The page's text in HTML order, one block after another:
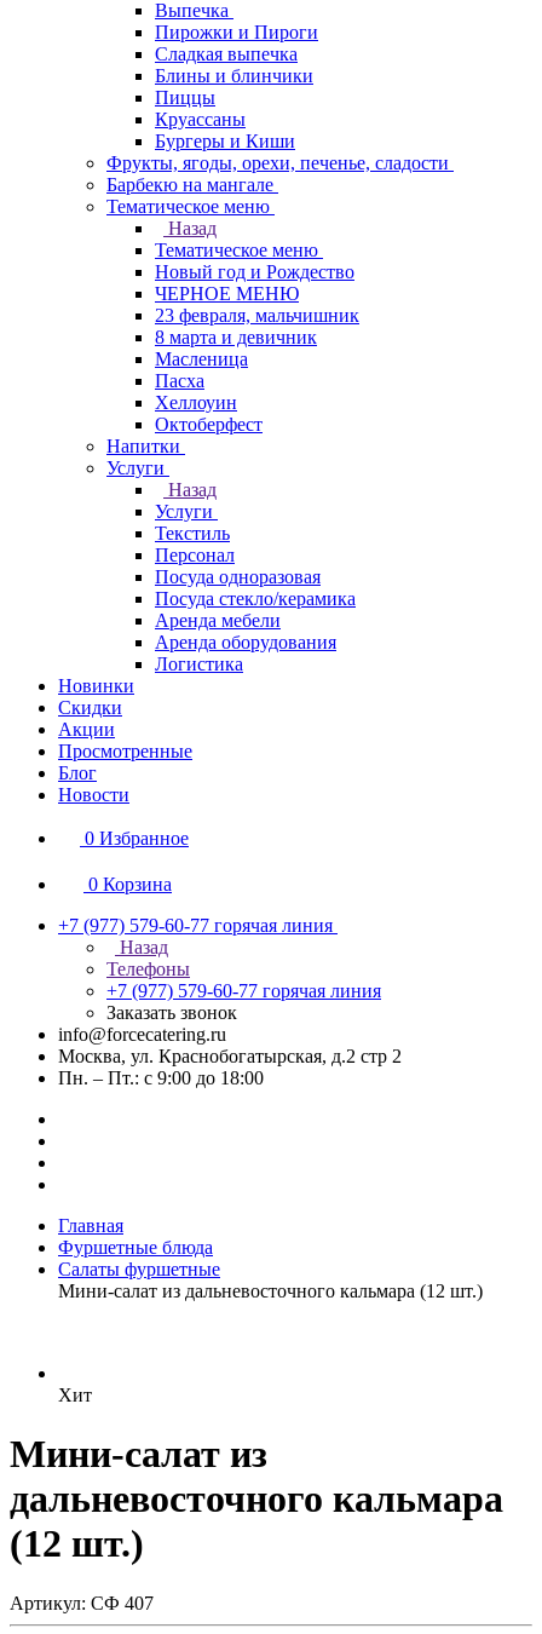
Выпечка
Пирожки и Пироги
Сладкая выпечка
Блины и блинчики
Пиццы
Круасcаны
Бургеры и Киши
Фрукты, ягоды, орехи, печенье, сладости
Барбекю на мангале
Тематическое меню
Назад
Тематическое меню
Новый год и Рождество
ЧЕРНОЕ МЕНЮ
23 февраля, мальчишник
8 марта и девичник
Масленица
Пасха
Хеллоуин
Октоберфест
Напитки
Услуги
Назад
Услуги
Текстиль
Персонал
Посуда одноразовая
Посуда стекло/керамика
Аренда мебели
Аренда оборудования
Логистика
Новинки
Скидки
Акции
Просмотренные
Блог
Новости
0 Избранное
0 Корзина
+7 (977) 579-60-77 горячая линия
Назад
Телефоны
+7 (977) 579-60-77 горячая линия
Заказать звонок
info@forcecatering.ru
Москва, ул. Краснобогатырская, д.2 стр 2
Пн. – Пт.: с 9:00 до 18:00
Главная
Фуршетные блюда
Салаты фуршетные
Мини-салат из дальневосточного кальмара (12 шт.)
Хит
Мини-салат из
дальневосточного кальмара
(12 шт.)
Артикул: СФ 407